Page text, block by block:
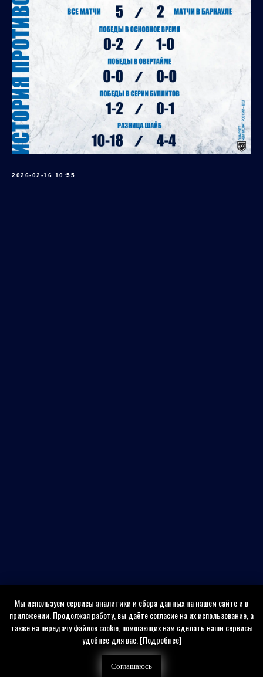
Мы используем сервисы аналитики и сбора данных на нашем сайте и в
приложении. Продолжая работу, вы даёте согласие на их использование, а
также на передачу файлов cookie, помогающих нам сделать наши сервисы
удобнее для вас.[Подробнее]
Соглашаюсь
2026-02-16 10:55